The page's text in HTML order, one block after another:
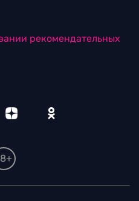
рекомендательных